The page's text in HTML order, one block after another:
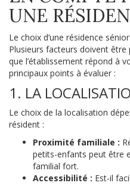
UNE
Le choix d’une résidence
Plusieurs facteurs doivent être
que l’établissement répond à
principaux points à évaluer :
1. LA
Le choix de la localisation
résident :
Proximité familiale :
petits-enfants peut être
familial fort.
Accessibilité : Est-il